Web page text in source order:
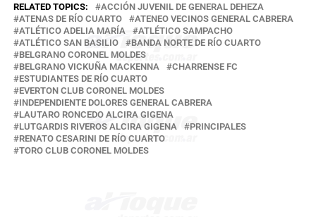
RELATED TOPICS:
ACCIÓN JUVENIL DE GENERAL DEHEZA
ATENAS DE RÍO CUARTO
ATENEO VECINOS GENERAL CABRERA
ATLÉTICO ADELIA MARÍA
ATLÉTICO SAMPACHO
ATLÉTICO SAN BASILIO
BANDA NORTE DE RÍO CUARTO
BELGRANO CORONEL MOLDES
BELGRANO VICKUÑA MACKENNA
CHARRENSE FC
ESTUDIANTES DE RÍO CUARTO
EVERTON CLUB CORONEL MOLDES
INDEPENDIENTE DOLORES GENERAL CABRERA
LAUTARO RONCEDO ALCIRA GIGENA
LUTGARDIS RIVEROS ALCIRA GIGENA
PRINCIPALES
RENATO CESARINI DE RÍO CUARTO
TORO CLUB CORONEL MOLDES